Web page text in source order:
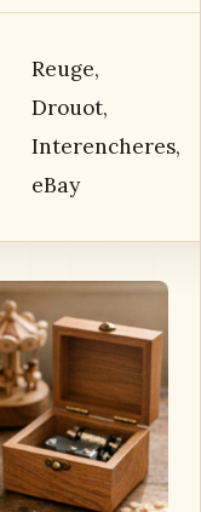
Reuge,
Drouot,
Interencheres,
eBay